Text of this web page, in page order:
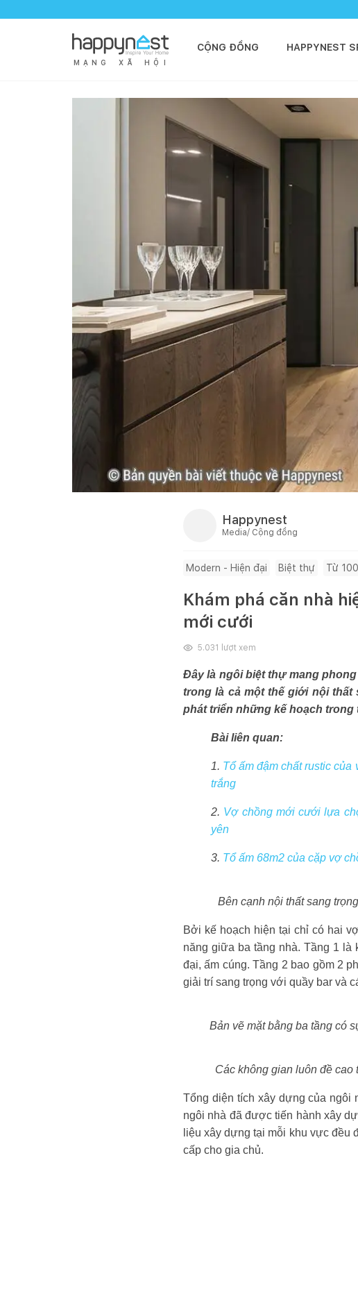
M Ạ N G X Ã H Ộ I
CỘNG ĐỒNG HAPPYNEST
Happynest
Media/ Cộng đồng
Modern - Hiện đại Biệt thự Từ
Khám phá căn nhà
mới cưới
5.031 lượt xem
Đây là ngôi biệt thự mang
trong là cả một thế giới nội
phát triển những kế hoạch trong
Bài liên quan:
1. Tổ ấm đậm chất rustic
trắng
2. Vợ chồng mới cưới lựa
yên
3. Tổ ấm 68m2 của cặp vợ
Bên cạnh nội thất sang
Bởi kế hoạch hiện tại chỉ có hai
năng giữa ba tầng nhà. Tầng 1 là
đại, ấm cúng. Tầng 2 bao gồm 2
giải trí sang trọng với quầy bar và
Bản vẽ mặt bằng ba tầng có
Các không gian luôn đề
Tổng diện tích xây dựng của ngôi
ngôi nhà đã được tiến hành xây
liệu xây dựng tại mỗi khu vực đều
cấp cho gia chủ.